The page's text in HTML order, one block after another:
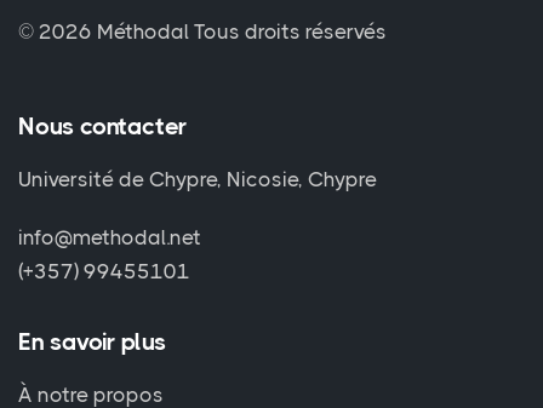
© 2026 Méthodal Tous droits réservés
Nous contacter
Université de Chypre, Nicosie, Chypre
info@methodal.net
(+357) 99455101
En savoir plus
À notre propos